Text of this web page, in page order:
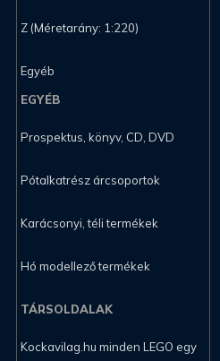
Z (Méretarány: 1:220)
Egyéb
EGYÉB
Prospektus, könyv, CD, DVD
Pótalkatrész árcsoportok
Karácsonyi, téli termékek
Hó modellező termékek
TÁRSOLDALAK
Kockavilag.hu minden LEGO egy